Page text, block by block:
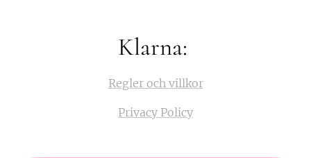
Klarna:
Regler och villkor
Privacy Policy